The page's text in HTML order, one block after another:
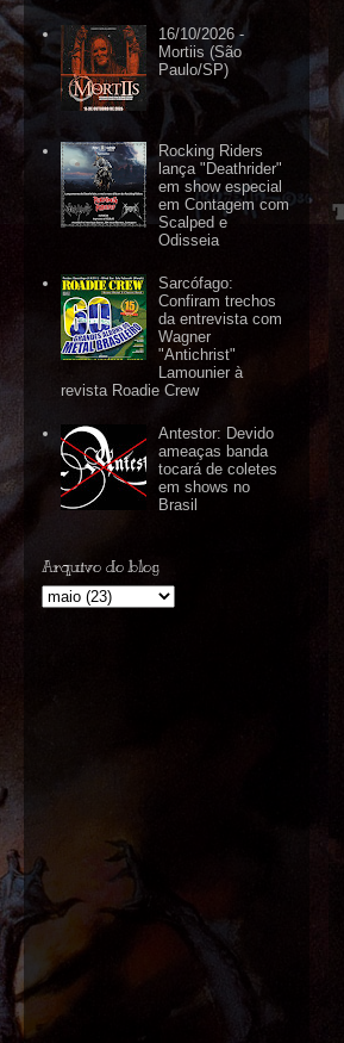
16/10/2026 -
Mortiis (São
Paulo/SP)
Rocking Riders
lança "Deathrider"
em show especial
em Contagem com
Scalped e
Odisseia
Sarcófago:
Confiram trechos
da entrevista com
Wagner
"Antichrist"
Lamounier à
revista Roadie Crew
Antestor: Devido
ameaças banda
tocará de coletes
em shows no
Brasil
Arquivo do blog